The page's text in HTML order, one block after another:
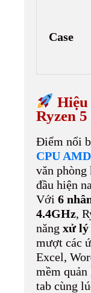
Case
Ryzen
Điểm nổi
CPU AMD
văn phòng
đầu hiện
Với 6
4.4GHz,
năng xử lý
mượt các
Excel,
mềm
tab cùng